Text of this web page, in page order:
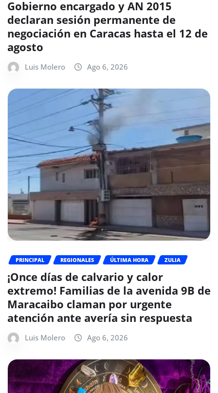
Gobierno encargado y AN 2015
declaran sesión permanente de
negociación en Caracas hasta el 12 de
agosto
Luis Molero Ago 6, 2026
PRINCIPAL REGIONALES ÚLTIMA HORA ZULIA
¡Once días de calvario y calor
extremo! Familias de la avenida 9B de
Maracaibo claman por urgente
atención ante avería sin respuesta
Luis Molero Ago 6, 2026